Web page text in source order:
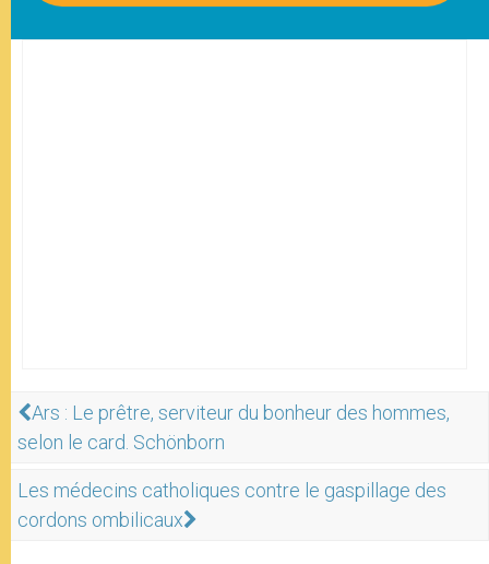
Ars : Le prêtre, serviteur du bonheur des hommes,
selon le card. Schönborn
Les médecins catholiques contre le gaspillage des
cordons ombilicaux